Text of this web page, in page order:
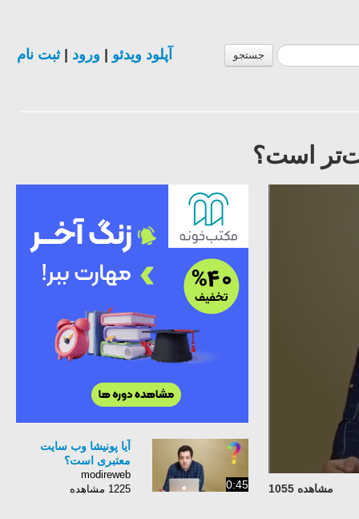
جستجو آپلود ویدئو ورود |ثبت نام
است؟
مشاهده 1055 0:45
آیا پونیشا وب سایت
معتبری است؟
modireweb
1225 مشاهده